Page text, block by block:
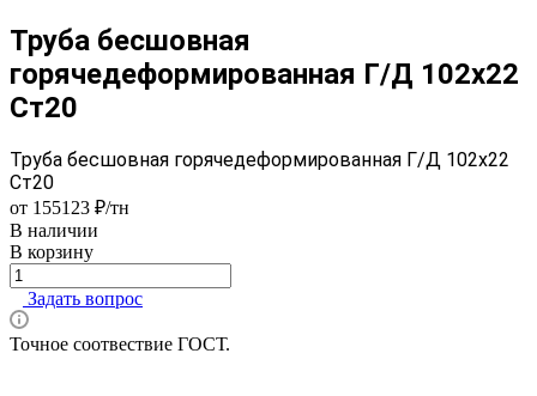
Труба бесшовная
горячедеформированная Г/Д 102х22
Ст20
Труба бесшовная горячедеформированная Г/Д 102х22
Ст20
от 155123 ₽/тн
В наличии
В корзину
Задать вопрос
Точное соотвествие ГОСТ.